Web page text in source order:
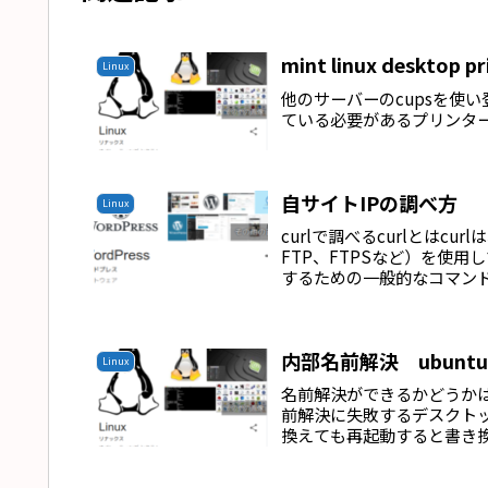
Linux mint linux desktop
他のサーバーのcupsを使
ている必要があるプリン
Linux 自サイトIPの調べ方
curlで調べるcurlとはcurlは
FTP、FTPSなど）を使用
するための一般的なコマン
Linux 内部名前解決 ubuntu
名前解決ができるかどう
前解決に失敗するデスクト
換えても再起動すると書き